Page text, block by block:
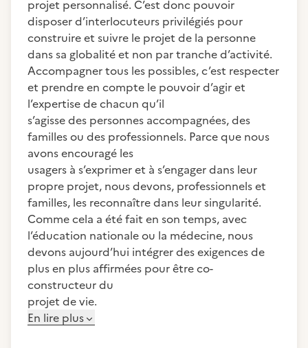
projet personnalisé. C’est donc pouvoir
disposer d’interlocuteurs privilégiés pour
construire et suivre le projet de la personne
dans sa globalité et non par tranche d’activité.
Accompagner tous les possibles, c’est respecter
et prendre en compte le pouvoir d’agir et
l’expertise de chacun qu’il
s’agisse des personnes accompagnées, des
familles ou des professionnels. Parce que nous
avons encouragé les
usagers à s’exprimer et à s’engager dans leur
propre projet, nous devons, professionnels et
familles, les reconnaître dans leur singularité.
Comme cela a été fait en son temps, avec
l’éducation nationale ou la médecine, nous
devons aujourd’hui intégrer des exigences de
plus en plus affirmées pour être co-
constructeur du
projet de vie.
En lire plus